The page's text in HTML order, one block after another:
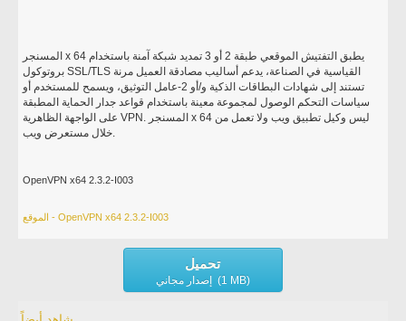
المسنجر x 64 يطبق التفتيش الموقعي طبقة 2 أو 3 تمديد شبكة آمنة باستخدام
بروتوكول SSL/TLS القياسية في الصناعة، يدعم أساليب مصادقة العميل مرنة
تستند إلى شهادات البطاقات الذكية و/أو 2-عامل التوثيق، ويسمح للمستخدم أو
سياسات التحكم الوصول لمجموعة معينة باستخدام قواعد جدار الحماية المطبقة
على الواجهة الظاهرية VPN. المسنجر x 64 ليس وكيل تطبيق ويب ولا تعمل من
خلال مستعرض ويب.
OpenVPN x64 2.3.2-I003
الموقع - OpenVPN x64 2.3.2-I003
تحميل
إصدار مجاني (1 MB)